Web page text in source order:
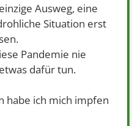
Ausweg, eine
Situation erst
Pandemie nie
dafür tun.
habe ich mich impfen